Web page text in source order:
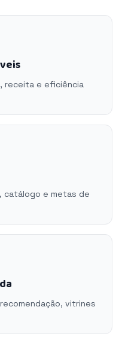
receita e eficiência
catálogo e metas de
vitrines